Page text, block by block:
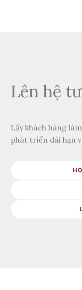
Lên hệ
Lấy khách hàng
phát triển dài hạn